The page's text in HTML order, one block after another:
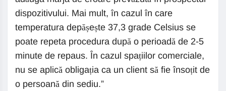
dispozitivului. Mai mult, în cazul în care
temperatura depășește 37,3 grade Celsius se
poate repeta procedura după o perioadă de 2-5
minute de repaus. În cazul spațiilor comerciale,
nu se aplică obligația ca un client să fie însoțit de
o persoană din sediu.”